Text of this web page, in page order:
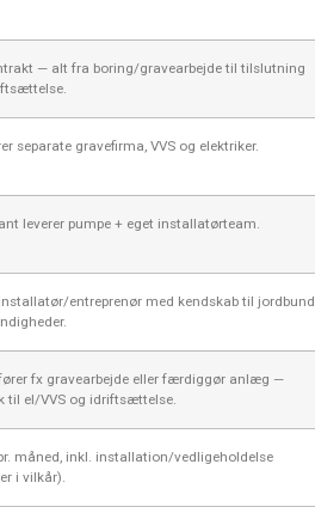
— alt fra boring/gravearbejde til tilslutning
separate gravefirma, VVS og elektriker.
leverer pumpe + eget installatørteam.
entreprenør med kendskab til jordbund
fx gravearbejde eller færdiggør anlæg —
til el/VVS og idriftsættelse.
måned, inkl. installation/vedligeholdelse
i vilkår).